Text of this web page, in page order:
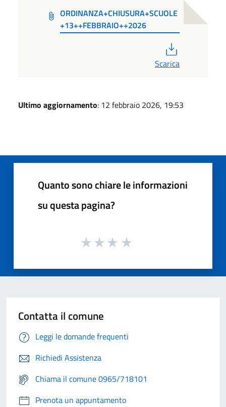
ORDINANZA+CHIUSURA+SCUOLE
+13++FEBBRAIO++2026
Scarica
Ultimo aggiornamento: 12 febbraio 2026, 19:53
Quanto sono chiare le informazioni
su questa pagina?
Contatta il comune
Leggi le domande frequenti
Richiedi Assistenza
Chiama il comune 0965/718101
Prenota un appuntamento